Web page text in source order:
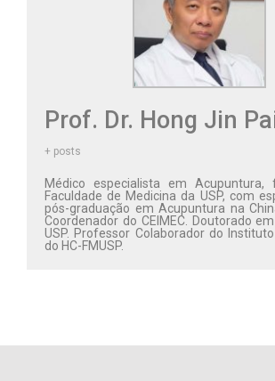
Prof. Dr. Hong Jin
+ posts
Médico especialista em Acupuntura,
Faculdade de Medicina da USP, com
pós-graduação em Acupuntura na
Coordenador do CEIMEC. Doutorado
USP. Professor Colaborador do
do HC-FMUSP.